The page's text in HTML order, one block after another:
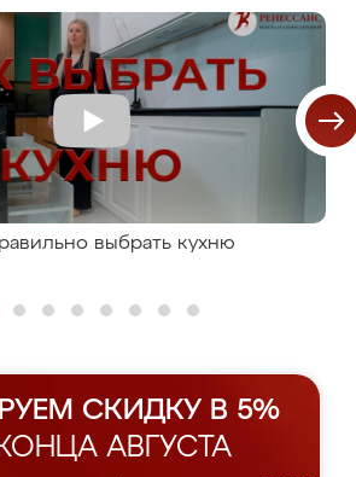
выбрать кухню
СКИДКУ В 5%
АВГУСТА